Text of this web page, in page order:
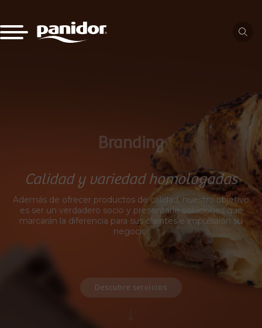
Branding
Calidad y variedad homologadas
Además de ofrecer productos de calidad, nuestro objetivo
es ser un verdadero socio y presentarle soluciones que
marcarán la diferencia para sus clientes e impulsarán su
negocio.
Descubre servicios